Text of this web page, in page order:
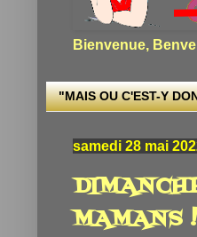
Bienvenue,
"MAIS OU C'EST-Y
samedi 28 mai
MAMANS